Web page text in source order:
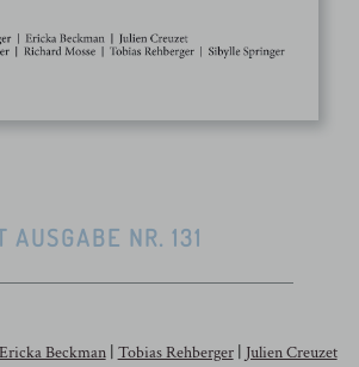
AUSGABE NR. 131
Ericka Beckman| Tobias Rehberger| Julien Creuzet